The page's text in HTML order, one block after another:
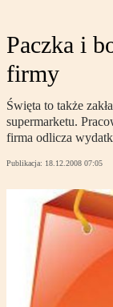
Paczka i
firmy
Święta to także
supermarketu.
firma odlicza
Publikacja: 18.12.2008 07:05